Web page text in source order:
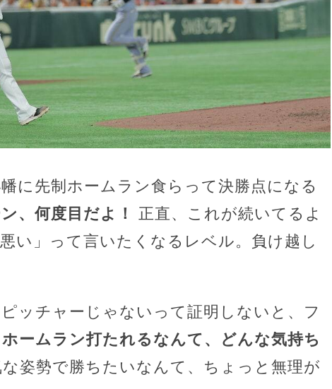
に先制ホームラン食らって決勝点になる
、何度目だよ！
正直、これが続いてるよ
い」って言いたくなるレベル。負け越し
ッチャーじゃないって証明しないと、フ
ームラン打たれるなんて、どんな気持ち
姿勢で勝ちたいなんて、ちょっと無理が